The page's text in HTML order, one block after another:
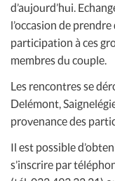
d’aujourd’hui.
l’occasion de
participation à ces
membres du couple.
Les rencontres se
Delémont,
provenance des
Il est possible
s’inscrire par